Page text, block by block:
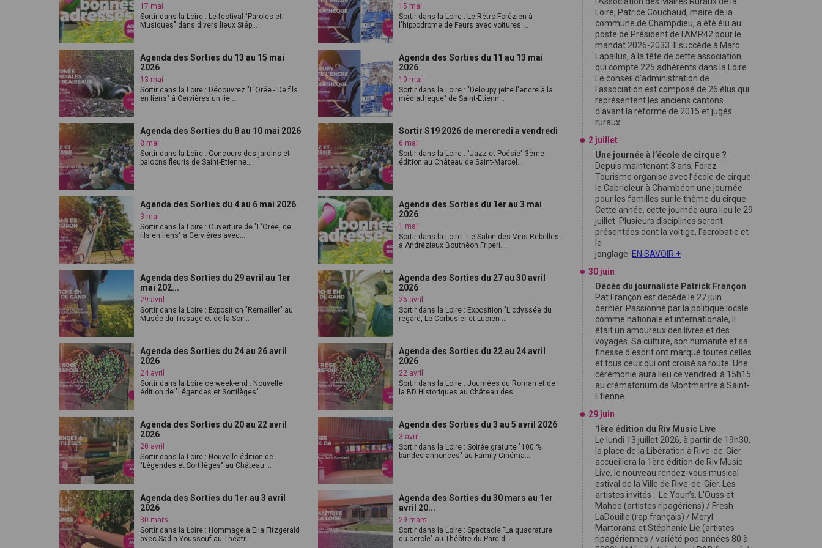
17 mai
Sortir dans la Loire : Le festival "Paroles et
Musiques" dans divers lieux Stép...
15 mai
Sortir dans la Loire : Le Rétro Forézien à
l'hippodrome de Feurs avec voitures ...
Agenda des Sorties du 13 au 15 mai
2026
13 mai
Sortir dans la Loire : Découvrez "L'Orée - De fils
en liens" à Cervières un lie...
Agenda des Sorties du 11 au 13 mai
2026
10 mai
Sortir dans la Loire : "Deloupy jette l'encre à la
médiathèque" de Saint-Etienn...
Agenda des Sorties du 8 au 10 mai 2026
8 mai
Sortir dans la Loire : Concours des jardins et
balcons fleuris de Saint-Etienne...
Sortir S19 2026 de mercredi a vendredi
6 mai
Sortir dans la Loire : "Jazz et Poésie" 3ème
édition au Château de Saint-Marcel...
Agenda des Sorties du 4 au 6 mai 2026
3 mai
Sortir dans la Loire : Ouverture de "L'Orée, de
fils en liens" à Cervières avec...
Agenda des Sorties du 1er au 3 mai
2026
1 mai
Sortir dans la Loire : Le Salon des Vins Rebelles
à Andrézieux Bouthéon Friperi...
Agenda des Sorties du 29 avril au 1er
mai 202...
29 avril
Sortir dans la Loire : Exposition "Remailler" au
Musée du Tissage et de la Soir...
Agenda des Sorties du 27 au 30 avril
2026
26 avril
Sortir dans la Loire : Exposition "L'odyssée du
regard, Le Corbusier et Lucien ...
Agenda des Sorties du 24 au 26 avril
2026
24 avril
Sortir dans la Loire ce week-end : Nouvelle
édition de "Légendes et Sortilèges"...
Agenda des Sorties du 22 au 24 avril
2026
22 avril
Sortir dans la Loire : Journées du Roman et de
la BD Historiques au Château des...
Agenda des Sorties du 20 au 22 avril
2026
20 avril
Sortir dans la Loire : Nouvelle édition de
"Légendes et Sortilèges" au Château ...
Agenda des Sorties du 3 au 5 avril 2026
3 avril
Sortir dans la Loire : Soirée gratuite "100 %
bandes-annonces" au Family Cinéma...
Agenda des Sorties du 1er au 3 avril
2026
30 mars
Sortir dans la Loire : Hommage à Ella Fitzgerald
avec Sadia Youssouf au Théâtr...
Agenda des Sorties du 30 mars au 1er
avril 20...
29 mars
Sortir dans la Loire : Spectacle "La quadrature
du cercle" au Théâtre du Parc d...
Loire, Patrice Couchaud, maire de la
commune de Champdieu, a été élu au
poste de Président de l'AMR42 pour le
mandat 2026-2033. Il succède à Marc
Lapallus, à la tête de cette association
qui compte 225 adhérents dans la Loire.
Le conseil d'administration de
l'association est composé de 26 élus qui
représentent les anciens cantons
d'avant la réforme de 2015 et jugés
ruraux.
2 juillet
Une journée à l’école de cirque ?
Depuis maintenant 3 ans, Forez
Tourisme organise avec l’école de cirque
le Cabrioleur à Chambéon une journée
pour les familles sur le thême du cirque.
Cette année, cette journée aura lieu le 29
juillet. Plusieurs disciplines seront
présentées dont la voltige, l’acrobatie et
le
jonglage. EN SAVOIR +
30 juin
Décès du journaliste Patrick Françon
Pat Françon est décédé le 27 juin
dernier. Passionné par la politique locale
comme nationale et internationale, il
était un amoureux des livres et des
voyages. Sa culture, son humanité et sa
finesse d'esprit ont marqué toutes celles
et tous ceux qui ont croisé sa route. Une
cérémonie aura lieu ce vendredi à 15h15
au crématorium de Montmartre à Saint-
Etienne.
29 juin
1ère édition du Riv Music Live
Le lundi 13 juillet 2026, à partir de 19h30,
la place de la Libération à Rive-de-Gier
accueillera la 1ère édition de Riv Music
Live, le nouveau rendez-vous musical
estival de la Ville de Rive-de-Gier. Les
artistes invités : Le Youn’s, L'Ouss et
Mahoo (artistes ripagériens) / Fresh
LaDouille (rap français) / Meryl
Martorana et Stéphanie Lie (artistes
ripagériennes / variété pop années 80 à